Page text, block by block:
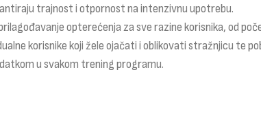
trajnost i otpornost na intenzivnu upotrebu.
opterećenja za sve razine korisnika, od
korisnike koji žele ojačati i oblikovati stražnjicu te
u svakom trening programu.